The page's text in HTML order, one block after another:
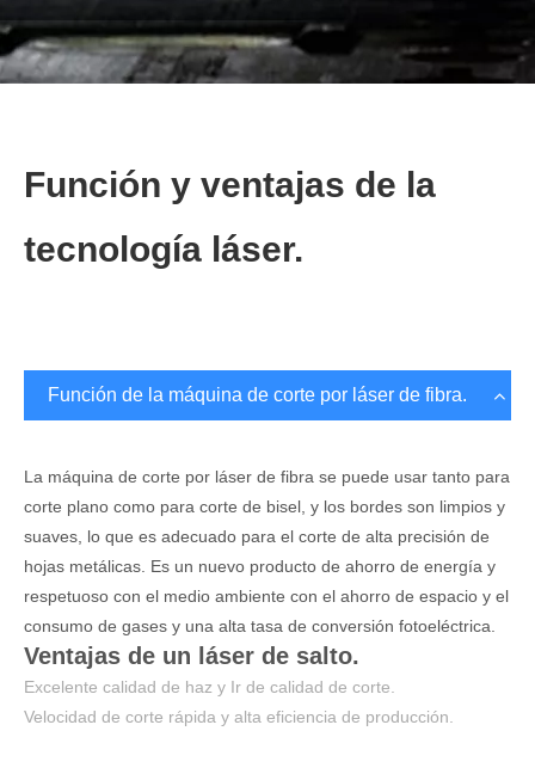
Función y ventajas de la
tecnología láser.
Función de la máquina de corte por láser de fibra.
La máquina de corte por láser de fibra se puede usar tanto para
corte plano como para corte de bisel, y los bordes son limpios y
suaves, lo que es adecuado para el corte de alta precisión de
hojas metálicas. Es un nuevo producto de ahorro de energía y
respetuoso con el medio ambiente con el ahorro de espacio y el
consumo de gases y una alta tasa de conversión fotoeléctrica.
Ventajas de un láser de salto.
Excelente calidad de haz y Ir de calidad de corte.
Velocidad de corte rápida y alta eficiencia de producción.